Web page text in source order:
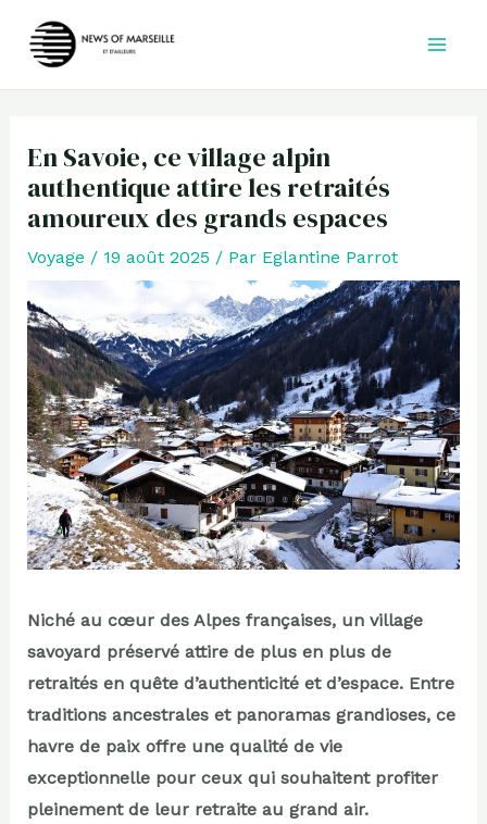
En Savoie, ce village alpin
authentique attire les retraités
amoureux des grands espaces
Voyage / 19 août 2025 / Par Eglantine Parrot
Niché au cœur des Alpes françaises, un village
savoyard préservé attire de plus en plus de
retraités en quête d’authenticité et d’espace. Entre
traditions ancestrales et panoramas grandioses, ce
havre de paix offre une qualité de vie
exceptionnelle pour ceux qui souhaitent profiter
pleinement de leur retraite au grand air.